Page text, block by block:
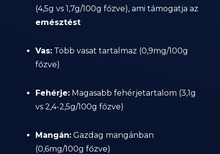
(4,5g vs 1,7g/100g főzve), ami támogatja az
emésztést
Vas: Több vasat tartalmaz (0,9mg/100g
főzve)
Fehérje: Magasabb fehérjetartalom (3,1g
vs 2,4-2,5g/100g főzve)
Mangán: Gazdag mangánban
(0,6mg/100g főzve)